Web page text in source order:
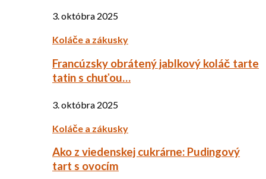
3. októbra 2025
Koláče a zákusky
Francúzsky obrátený jablkový koláč tarte
tatin s chuťou…
3. októbra 2025
Koláče a zákusky
Ako z viedenskej cukrárne: Pudingový
tart s ovocím